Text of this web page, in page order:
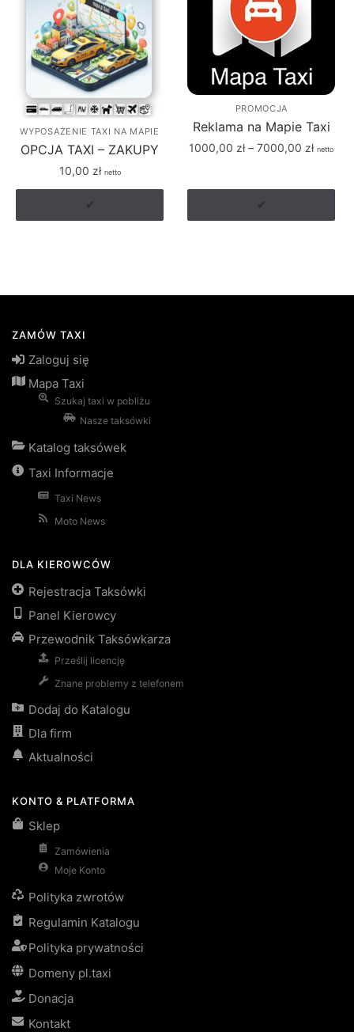
WYPOSAŻENIE TAXI NA MAPIE
OPCJA TAXI – ZAKUPY
10,00 zł netto
✔
PROMOCJA
Reklama na Mapie Taxi
1000,00 zł – 7000,00 złZakres
netto
✔
ZAMÓW TAXI
Zaloguj się
Mapa Taxi
Szukaj taxi w pobliżu
Nasze taksówki
Katalog taksówek
Taxi Informacje
Taxi News
Moto News
DLA KIEROWCÓW
Rejestracja Taksówki
Panel Kierowcy
Przewodnik Taksówkarza
Prześlij licencję
Znane problemy z telefonem
Dodaj do Katalogu
Dla firm
Aktualności
KONTO & PLATFORMA
Sklep
Zamówienia
Moje Konto
Polityka zwrotów
Regulamin Katalogu
Polityka prywatności
Domeny pl.taxi
Donacja
Kontakt